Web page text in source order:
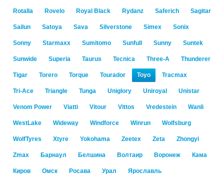
Rotalla Rovelo Royal Black Rydanz Saferich Sagitar
Sailun Satoya Sava Silverstone Simex Sonix
Sonny Starmaxx Sumitomo Sunfull Sunny Suntek
Sunwide Superia Taurus Tecnica Three-A Thunderer
Tigar Torero Torque Tourador Toyo Tracmax
Tri-Ace Triangle Tunga Uniglory Uniroyal Unistar
Venom Power Viatti Vitour Vittos Vredestein Wanli
WestLake Wideway Windforce Winrun Wolfsburg
WolfTyres Xtyre Yokohama Zeetex Zeta Zhongyi
Zmax Барнаул Белшина Волтаир Воронеж Кама
Киров Омск Росава Урал Ярославль